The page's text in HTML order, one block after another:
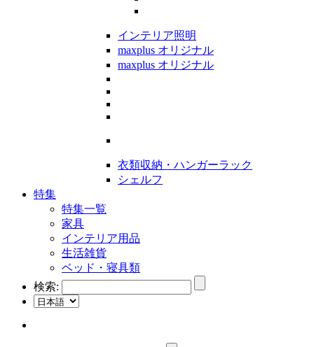
インテリア照明
maxplus オリジナル
maxplus オリジナル
衣類収納・ハンガーラック
シェルフ
特集
特集一覧
家具
インテリア用品
生活雑貨
ベッド・寝具類
検索: